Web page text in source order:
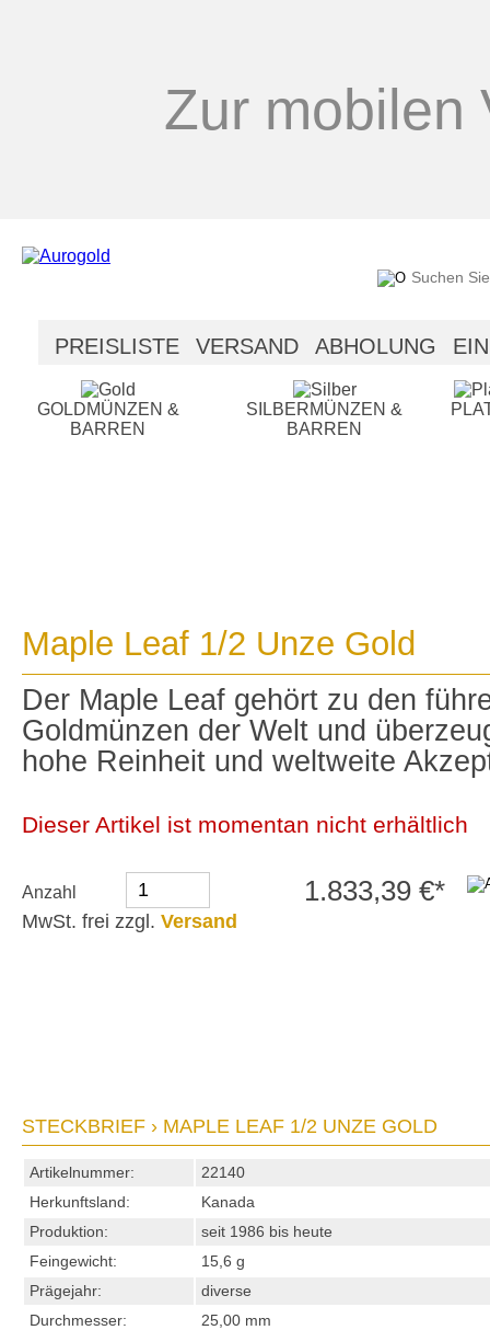
Zur mobilen
PREISLISTE VERSAND ABHOLUNG
GOLDMÜNZEN &
BARREN
SILBERMÜNZEN &
BARREN
Maple Leaf 1/2 Unze Gold
Der Maple Leaf gehört zu den
Goldmünzen der Welt und
hohe Reinheit und weltweite
Dieser Artikel ist momentan nicht erhältlich
Anzahl 1.833,39 €*
MwSt. frei zzgl. Versand
STECKBRIEF › MAPLE LEAF 1/2 UNZE GOLD
Artikelnummer:
22140
Herkunftsland:
Kanada
Produktion:
seit 1986 bis heute
Feingewicht:
15,6 g
Prägejahr:
diverse
Durchmesser:
25,00 mm